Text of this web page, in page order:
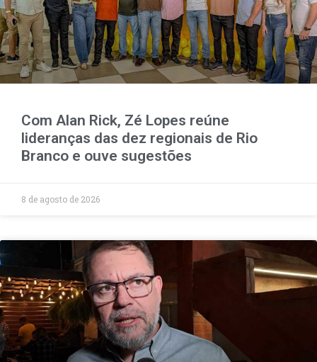
Com Alan Rick, Zé Lopes reúne
lideranças das dez regionais de Rio
Branco e ouve sugestões
8 de agosto de 2026